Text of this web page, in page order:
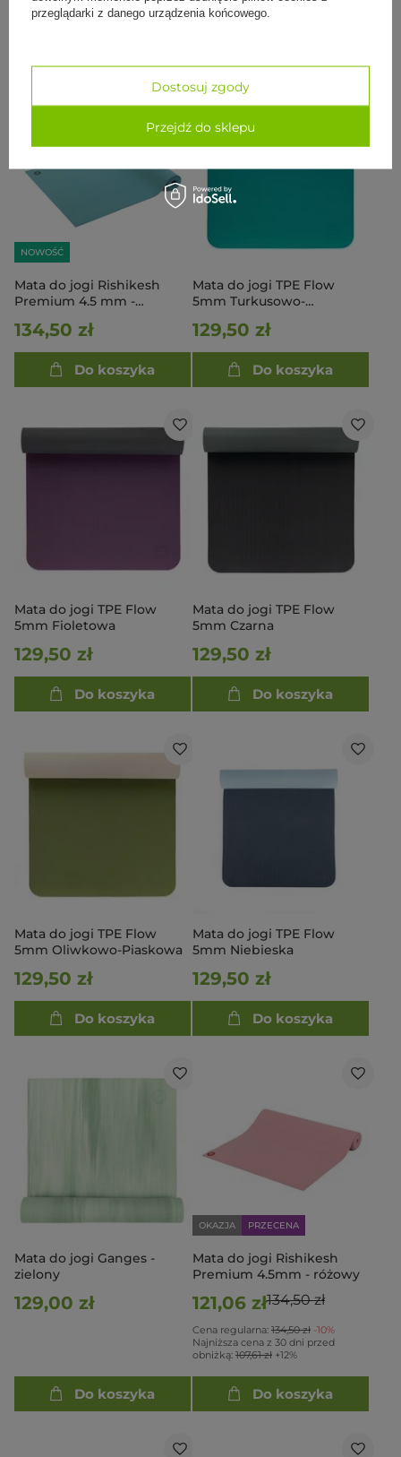
134,50 zł 134,50 zł
NOWOŚĆ
Mata do jogi Rishikesh
Premium 4.5 mm -
134,50 zł
Do koszyka
Mata do jogi TPE Flow
5mm Turkusowo-
129,50 zł
Do koszyka
Mata do jogi TPE Flow
5mm Fioletowa
129,50 zł
Do koszyka
Mata do jogi TPE Flow
5mm Czarna
129,50 zł
Do koszyka
Mata do jogi TPE Flow
5mm Oliwkowo-Piaskowa
129,50 zł
Do koszyka
Mata do jogi TPE Flow
5mm Niebieska
129,50 zł
Do koszyka
Mata do jogi Ganges -
zielony
129,00 zł
Do koszyka
OKAZJA PRZECENA
Mata do jogi Rishikesh
Premium 4.5mm - różowy
121,06 zł134,50 zł
Cena regularna: 134,50 zł -10%
Najniższa cena z 30 dni przed
obniżką: 107,61 zł +12%
Do koszyka
przeglądarki z danego urządzenia końcowego.
Dostosuj zgody
Przejdź do sklepu